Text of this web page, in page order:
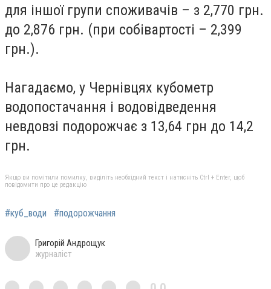
для іншої групи споживачів – з 2,770 грн.
до 2,876 грн. (при собівартості – 2,399
грн.).
Нагадаємо, у Чернівцях кубометр
водопостачання і водовідведення
невдовзі подорожчає з 13,64 грн до 14,2
грн.
Якщо ви помітили помилку, виділіть необхідний текст і натисніть Ctrl + Enter, щоб
повідомити про це редакцію
#куб_води #подорожчання
Григорій Андрощук
журналіст